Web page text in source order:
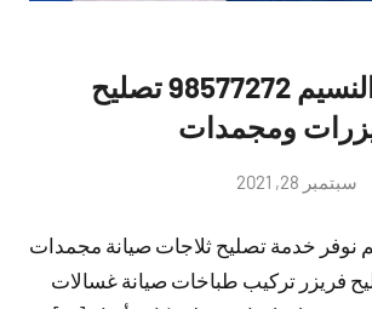
فني ثلاجات النسيم 98577272 تصليح
ومجمدات
سبتمبر 28, 2021
تعليقات
نوفر خدمة تصليح ثلاجات صيانة مجمدات
فريزر تركيب طباخات صيانة غسالات